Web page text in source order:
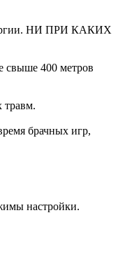
НИ ПРИ КАКИХ
свыше 400 метров
травм.
брачных игр,
настройки.